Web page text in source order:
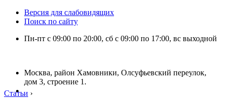
Версия для слабовидящих
Поиск по сайту
Пн-пт с 09:00 по 20:00, сб с 09:00 по 17:00, вс выходной
Москва, район Хамовники, Олсуфьевский переулок,
дом 3, строение 1.
Статьи ›